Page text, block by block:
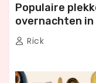
Populaire
overnachten in
Rick